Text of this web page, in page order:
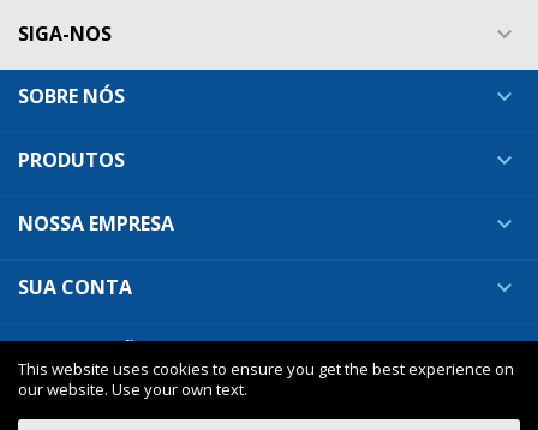
SIGA-NOS 
SOBRE NÓS 
PRODUTOS 
NOSSA EMPRESA 
SUA CONTA 
This website uses cookies to ensure you get the best experience on
our website. Use your own text.